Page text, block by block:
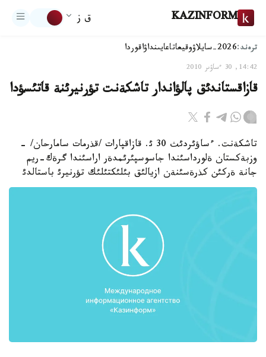
KAZINFORM ق ز
ترەند:2026-سايلاۋ وقيعاتاعايىنداۋاقوردا
14:42, 30 ءساۋىر 2010
قازاقستاندئق پالؤاندار تاشكةنت تؤرنيرئنة قاتئسؤدا
تاشكةنت. ءساؤئردئث 30 ئ. قازاقپارات /قذرمات سامارحان/ -
وزبةكستان ةلورداسئندا جاسوسپئرئمدةر اراسئندا گرةك-ريم
جانة ةركئن كذرةسئنةن ازيالئق بئلئكتئلئك تؤرنيرئ باستالدئ